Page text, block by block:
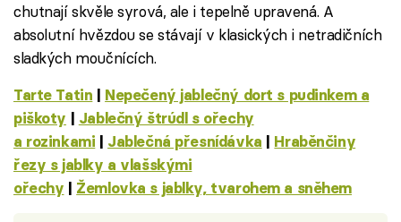
chutnají skvěle syrová, ale i tepelně upravená. A
absolutní hvězdou se stávají v klasických i netradičních
sladkých moučnících.
Tarte Tatin | Nepečený jablečný dort s pudinkem a
piškoty | Jablečný štrúdl s ořechy
a rozinkami | Jablečná přesnídávka | Hraběnčiny
řezy s jablky a vlašskými
ořechy | Žemlovka s jablky, tvarohem a sněhem